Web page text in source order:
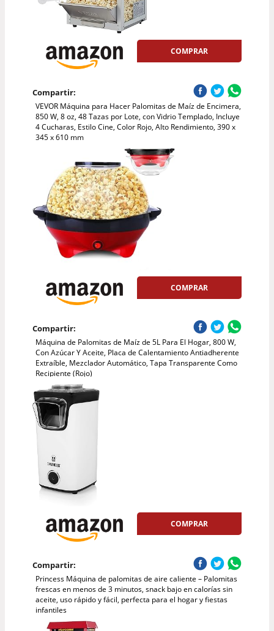
COMPRAR
Compartir:
VEVOR Máquina para Hacer Palomitas de Maíz de Encimera,
850 W, 8 oz, 48 Tazas por Lote, con Vidrio Templado, Incluye
4 Cucharas, Estilo Cine, Color Rojo, Alto Rendimiento, 390 x
345 x 610 mm
COMPRAR
Compartir:
Máquina de Palomitas de Maíz de 5L Para El Hogar, 800 W,
Con Azúcar Y Aceite, Placa de Calentamiento Antiadherente
Extraíble, Mezclador Automático, Tapa Transparente Como
Recipiente (Rojo)
COMPRAR
Compartir:
Princess Máquina de palomitas de aire caliente – Palomitas
frescas en menos de 3 minutos, snack bajo en calorías sin
aceite, uso rápido y fácil, perfecta para el hogar y fiestas
infantiles